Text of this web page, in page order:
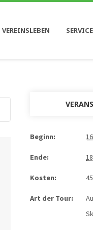
SERVICE
Beginn:
Ende:
Kosten:
Art der Tour: